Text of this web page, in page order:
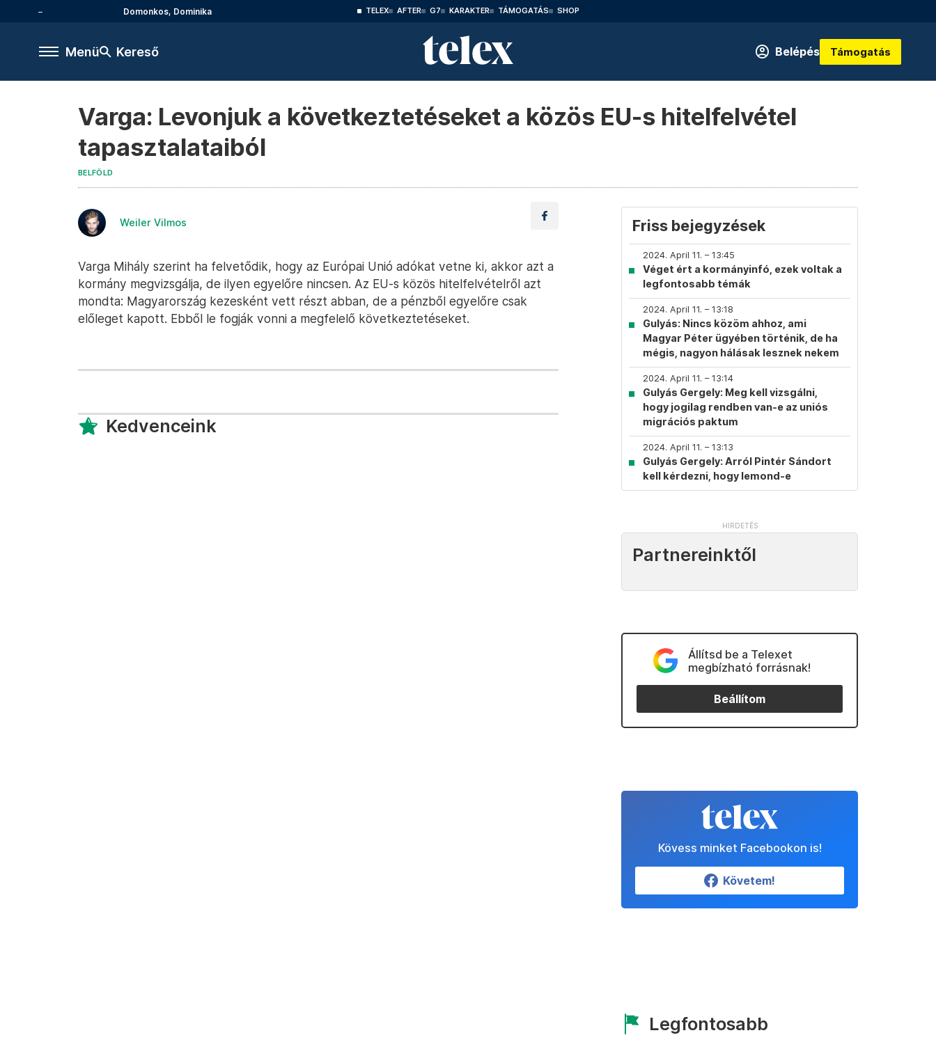
Domonkos, Dominika TELEX AFTER G7 KARAKTER TÁMOGATÁS SHOP
Menü Kereső Belépés Támogatás
Varga: Levonjuk a következtetéseket a közös EU-s hitelfelvétel
tapasztalataiból
BELFÖLD
Weiler Vilmos
Varga Mihály szerint ha felvetődik, hogy az Európai Unió adókat vetne ki, akkor azt a
kormány megvizsgálja, de ilyen egyelőre nincsen. Az EU-s közös hitelfelvételről azt
mondta: Magyarország kezesként vett részt abban, de a pénzből egyelőre csak
előleget kapott. Ebből le fogják vonni a megfelelő következtetéseket.
Kedvenceink
Friss bejegyzések
2024. April 11. – 13:45
Véget ért a kormányinfó, ezek voltak a
legfontosabb témák
2024. April 11. – 13:18
Gulyás: Nincs közöm ahhoz, ami
Magyar Péter ügyében történik, de ha
mégis, nagyon hálásak lesznek nekem
2024. April 11. – 13:14
Gulyás Gergely: Meg kell vizsgálni,
hogy jogilag rendben van-e az uniós
migrációs paktum
2024. April 11. – 13:13
Gulyás Gergely: Arról Pintér Sándort
kell kérdezni, hogy lemond-e
Partnereinktől
Állítsd be a Telexet
megbízható forrásnak!
Beállítom
Kövess minket Facebookon is!
Követem!
Legfontosabb